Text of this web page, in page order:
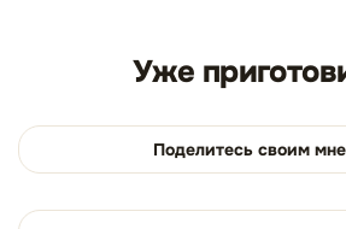
Уже
Поделитесь своим